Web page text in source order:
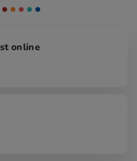
online